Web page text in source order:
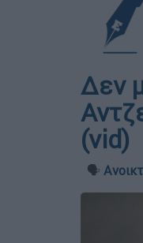
Δεν
(vid)
🗣️